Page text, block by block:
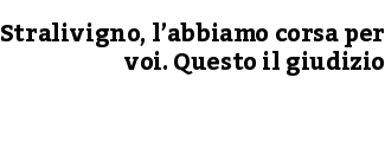
Stralivigno, l’abbiamo corsa per
voi. Questo il giudizio